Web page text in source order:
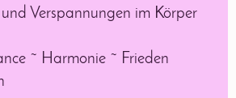
Verspannungen im Körper
~ Harmonie ~ Frieden